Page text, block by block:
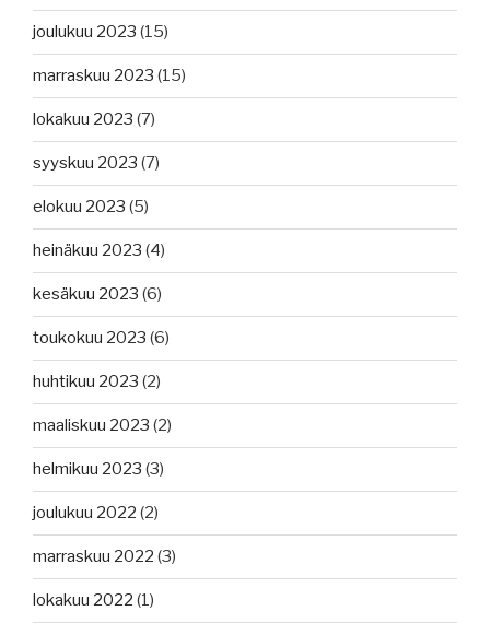
joulukuu 2023 (15)
marraskuu 2023 (15)
lokakuu 2023 (7)
syyskuu 2023 (7)
elokuu 2023 (5)
heinäkuu 2023 (4)
kesäkuu 2023 (6)
toukokuu 2023 (6)
huhtikuu 2023 (2)
maaliskuu 2023 (2)
helmikuu 2023 (3)
joulukuu 2022 (2)
marraskuu 2022 (3)
lokakuu 2022 (1)